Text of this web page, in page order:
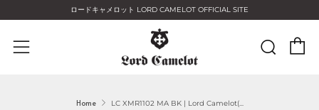
ロードキャメロット LORD CAMELOT OFFICIAL SITE
Menu
Home LC XMR1102 MA BK | Lord Camelot(...